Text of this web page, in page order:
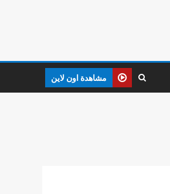
مشاهدة اون لاين